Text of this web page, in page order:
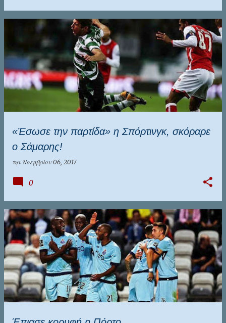
«Έσωσε την παρτίδα» η Σπόρτινγκ, σκόραρε
ο Σάμαρης!
την Νοεμβρίου 06, 2017
0